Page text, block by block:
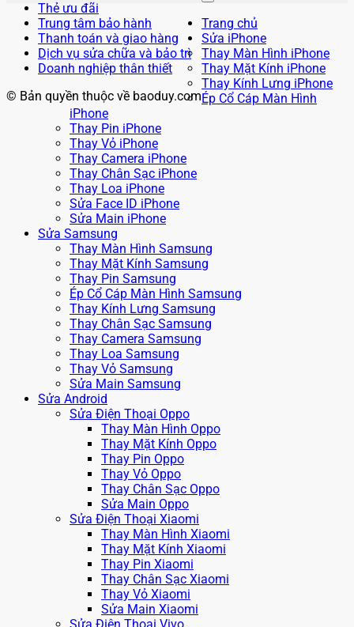
Thẻ ưu đãi
Trung tâm bảo hành
Thanh toán và giao hàng
Dịch vụ sửa chữa và bảo trì
Doanh nghiệp thân thiết
© Bản quyền thuộc về baoduy.com
Trang chủ
Sửa iPhone
Thay Màn Hình iPhone
Thay Mặt Kính iPhone
Thay Kính Lưng iPhone
Ép Cổ Cáp Màn Hình
iPhone
Thay Pin iPhone
Thay Vỏ iPhone
Thay Camera iPhone
Thay Chân Sạc iPhone
Thay Loa iPhone
Sửa Face ID iPhone
Sửa Main iPhone
Sửa Samsung
Thay Màn Hình Samsung
Thay Mặt Kính Samsung
Thay Pin Samsung
Ép Cổ Cáp Màn Hình Samsung
Thay Kính Lưng Samsung
Thay Chân Sạc Samsung
Thay Camera Samsung
Thay Loa Samsung
Thay Vỏ Samsung
Sửa Main Samsung
Sửa Android
Sửa Điện Thoại Oppo
Thay Màn Hình Oppo
Thay Mặt Kính Oppo
Thay Pin Oppo
Thay Vỏ Oppo
Thay Chân Sạc Oppo
Sửa Main Oppo
Sửa Điện Thoại Xiaomi
Thay Màn Hình Xiaomi
Thay Mặt Kính Xiaomi
Thay Pin Xiaomi
Thay Chân Sạc Xiaomi
Thay Vỏ Xiaomi
Sửa Main Xiaomi